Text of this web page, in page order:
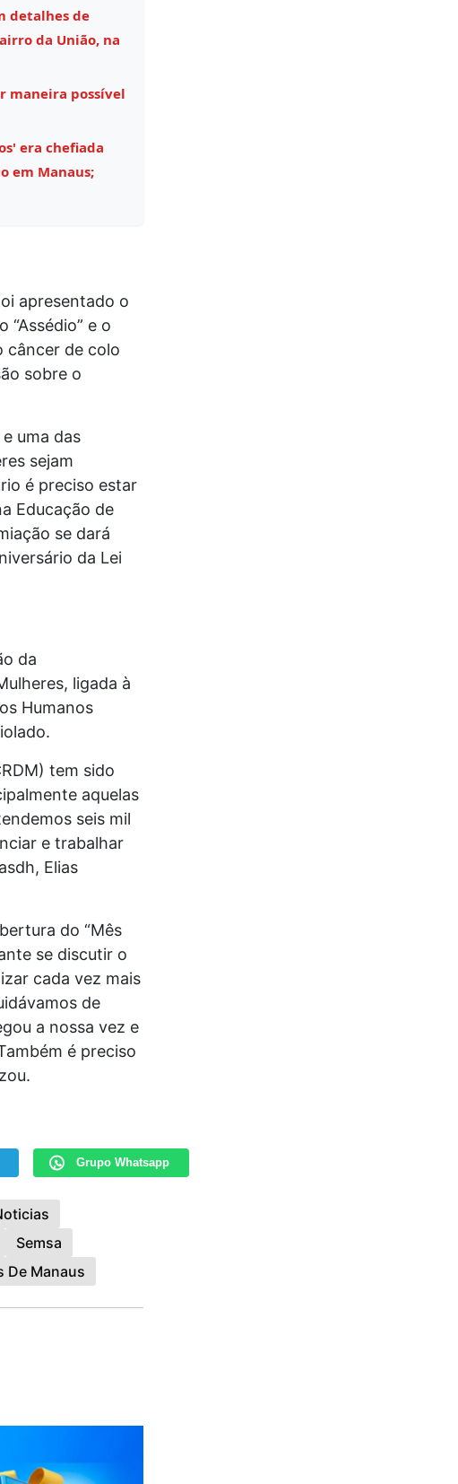
detalhes de
da União, na
maneira possível
era chefiada
em Manaus;
apresentado o
e o
câncer de colo
sobre o
uma das
sejam
é preciso estar
Educação de
se dará
da Lei
da
ligada à
Humanos
tem sido
aquelas
seis mil
e trabalhar
Elias
do “Mês
se discutir o
cada vez mais
de
a nossa vez e
é preciso
Grupo Whatsapp
Semsa
De Manaus